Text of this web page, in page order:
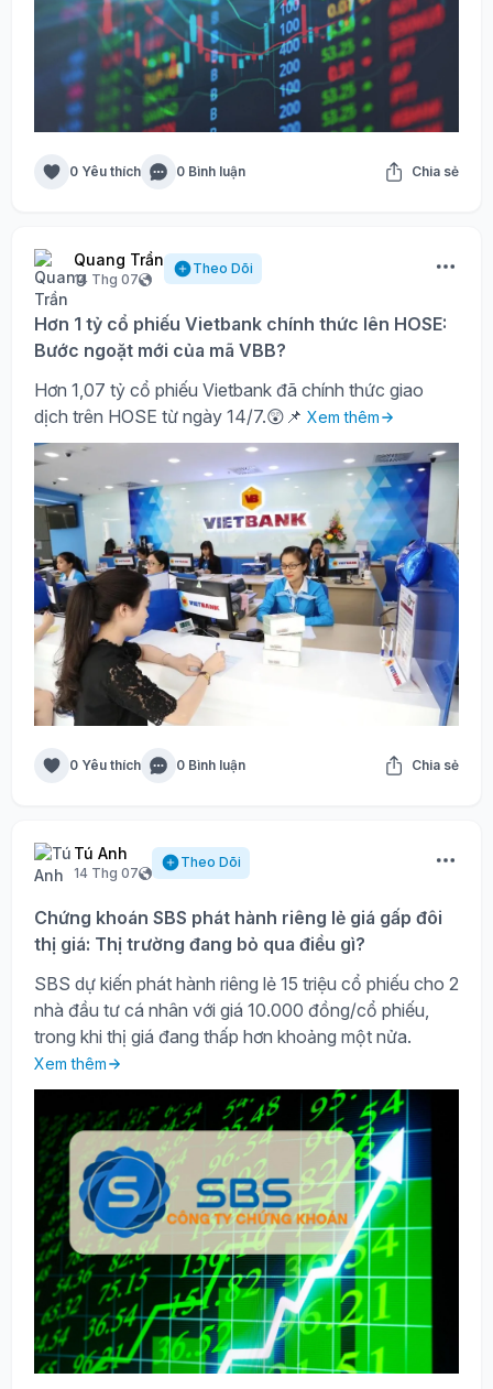
0 Yêu thích 0 Bình luận Chia sẻ
Quang Trần
14 Thg 07
Theo Dõi
Hơn 1 tỷ cổ phiếu Vietbank chính thức lên HOSE:
Bước ngoặt mới của mã VBB?
Hơn 1,07 tỷ cổ phiếu Vietbank đã chính thức giao
dịch trên HOSE từ ngày 14/7.😲📌 Xem thêm
0 Yêu thích 0 Bình luận Chia sẻ
Tú Anh
14 Thg 07
Theo Dõi
Chứng khoán SBS phát hành riêng lẻ giá gấp đôi
thị giá: Thị trường đang bỏ qua điều gì?
SBS dự kiến phát hành riêng lẻ 15 triệu cổ phiếu cho 2
nhà đầu tư cá nhân với giá 10.000 đồng/cổ phiếu,
trong khi thị giá đang thấp hơn khoảng một nửa.
Xem thêm